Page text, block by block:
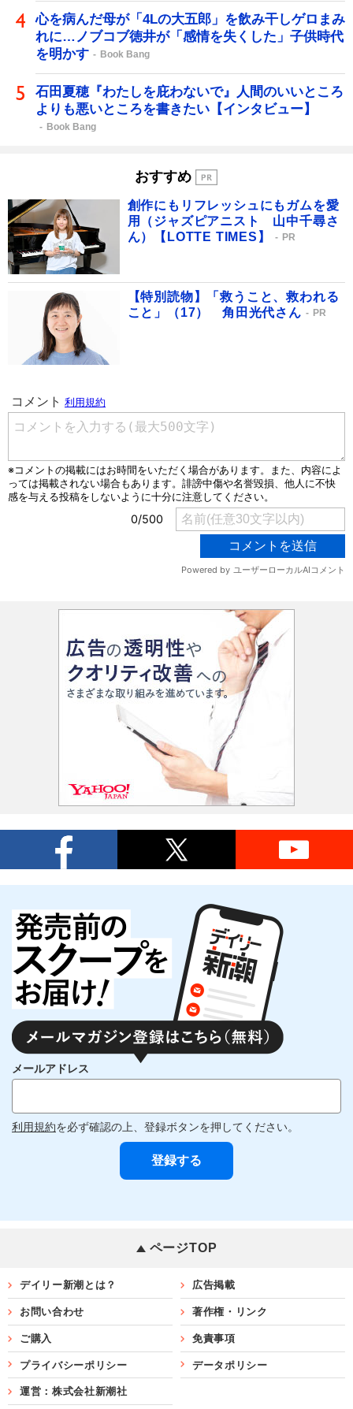
心を病んだ母が「4Lの大五郎」を飲み干しゲロまみ
れに…ノブコブ徳井が「感情を失くした」子供時代
を明かす
Book Bang
石田夏穂『わたしを庇わないで』人間のいいところ
よりも悪いところを書きたい【インタビュー】
Book Bang
おすすめ
創作にもリフレッシュにもガムを愛
用（ジャズピアニスト 山中千尋さ
ん）【LOTTE TIMES】
PR
【特別読物】「救うこと、救われる
こと」（17） 角田光代さん
PR
メールアドレス
利用規約を必ず確認の上、登録ボタンを押してください。
ページTOP
デイリー新潮とは？ 広告掲載
お問い合わせ 著作権・リンク
ご購入 免責事項
プライバシーポリシー データポリシー
運営：株式会社新潮社